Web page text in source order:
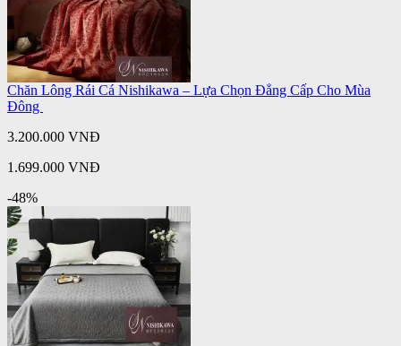
Chăn Lông Rái Cá Nishikawa – Lựa Chọn Đẳng Cấp Cho Mùa
Đông
3.200.000 VNĐ
1.699.000 VNĐ
-48%